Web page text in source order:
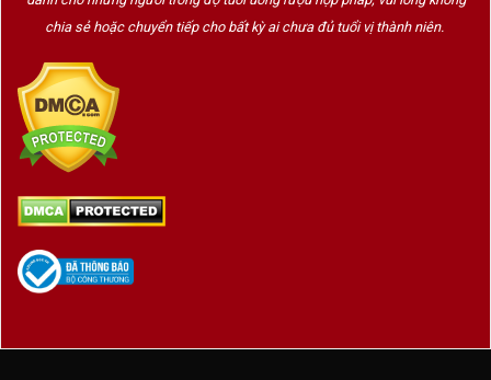
chia sẻ hoặc chuyển tiếp cho bất kỳ ai chưa đủ tuổi vị thành niên.